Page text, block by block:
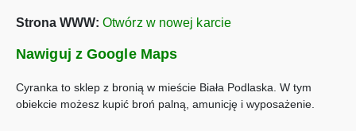
Strona WWW: Otwórz w nowej karcie
Nawiguj z Google Maps
Cyranka to sklep z bronią w mieście Biała Podlaska. W tym
obiekcie możesz kupić broń palną, amunicję i wyposażenie.